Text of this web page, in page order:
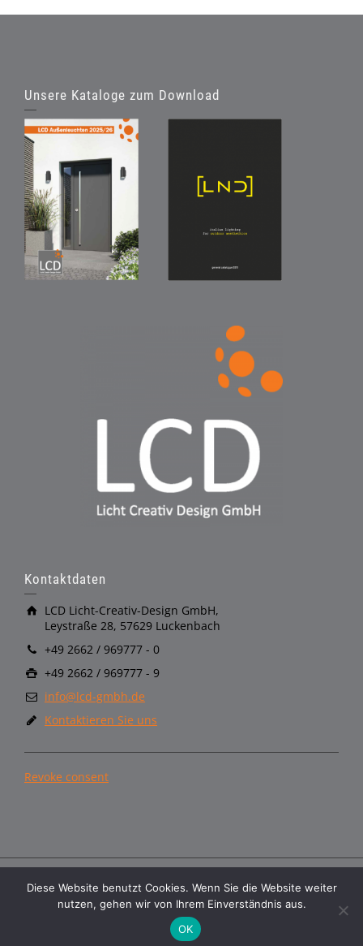
Unsere Kataloge zum Download
Kontaktdaten
LCD Licht-Creativ-Design GmbH,
Leystraße 28, 57629 Luckenbach
+49 2662 / 969777 - 0
+49 2662 / 969777 - 9
info@lcd-gmbh.de
Kontaktieren Sie uns
Revoke consent
Copyright © LCD GmbH
Datenschutzerklärung
Impressum
Diese Website benutzt Cookies. Wenn Sie die Website weiter
nutzen, gehen wir von Ihrem Einverständnis aus.
OK